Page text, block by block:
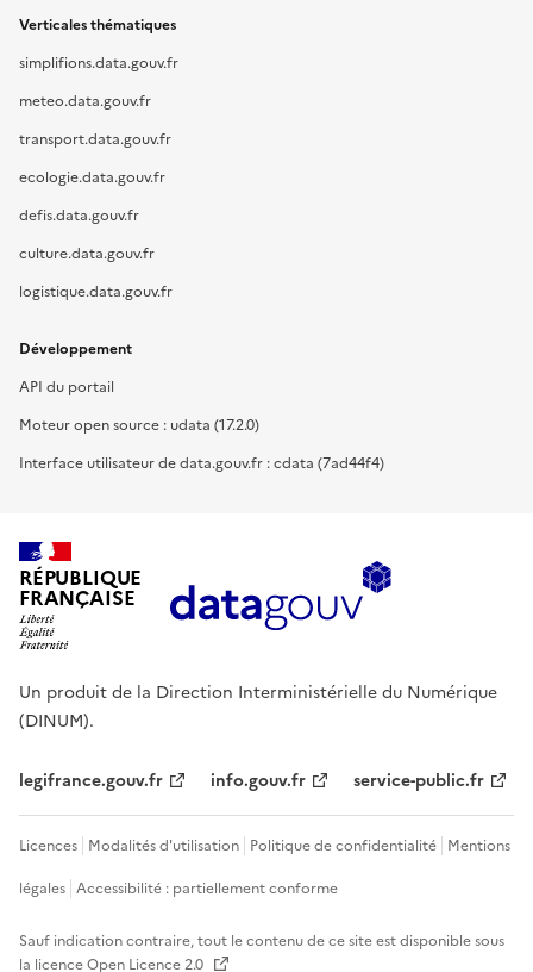
Verticales thématiques
simplifions.data.gouv.fr
meteo.data.gouv.fr
transport.data.gouv.fr
ecologie.data.gouv.fr
defis.data.gouv.fr
culture.data.gouv.fr
logistique.data.gouv.fr
Développement
API du portail
Moteur open source : udata (17.2.0)
Interface utilisateur de data.gouv.fr : cdata (7ad44f4)
RÉPUBLIQUE
FRANÇAISE
Un produit de la Direction Interministérielle du Numérique
(DINUM).
legifrance.gouv.fr info.gouv.fr service-public.fr
Licences Modalités d'utilisation Politique de confidentialité Mentions
légales Accessibilité : partiellement conforme
Sauf indication contraire, tout le contenu de ce site est disponible sous
la licenceOpen Licence 2.0